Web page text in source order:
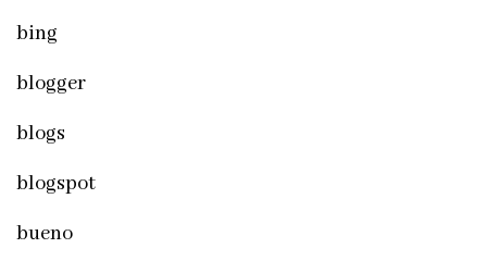
bing
blogger
blogs
blogspot
bueno